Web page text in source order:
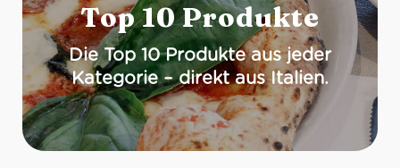
Top 10 Produkte
Die Top 10 Produkte aus jeder
Kategorie – direkt aus Italien.